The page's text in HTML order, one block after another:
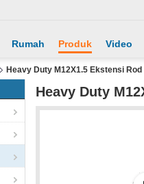
Rumah Produk Video
Heavy Duty M12X1.5 Ekstensi
Heavy Duty